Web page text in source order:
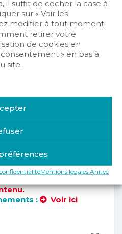
il suffit de cocher la case à
sur « Voir les
modifier à tout moment
retirer votre
de cookies en
» en bas à
site.
Mentions légales Anitec
CES
:
Voir ici